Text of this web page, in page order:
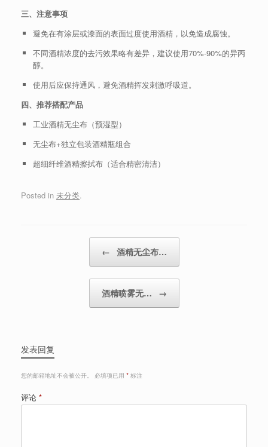
三、注意事项
避免在有涂层或漆面的表面过度使用酒精，以免造成腐蚀。
不同酒精浓度的去污效果略有差异，建议使用70%-90%的异丙
醇。
使用后应保持通风，避免酒精挥发刺激呼吸道。
四、推荐搭配产品
工业酒精无尘布（预湿型）
无尘布+独立包装酒精瓶组合
超细纤维酒精擦拭布（适合精密清洁）
Posted in 未分类.
← 酒精无尘布…
酒精喷雾无… →
发表回复
您的邮箱地址不会被公开。 必填项已用 * 标注
评论 *